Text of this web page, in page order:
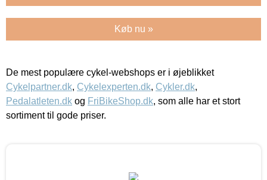
Køb nu »
De mest populære cykel-webshops er i øjeblikket
Cykelpartner.dk, Cykelexperten.dk, Cykler.dk,
Pedalatleten.dk og FriBikeShop.dk, som alle har et stort
sortiment til gode priser.